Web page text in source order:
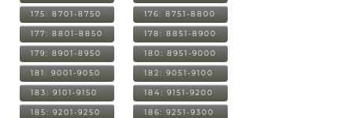
175: 8701-8750 176: 8751-8800
177: 8801-8850 178: 8851-8900
179: 8901-8950 180: 8951-9000
181: 9001-9050 182: 9051-9100
183: 9101-9150 184: 9151-9200
185: 9201-9250 186: 9251-9300